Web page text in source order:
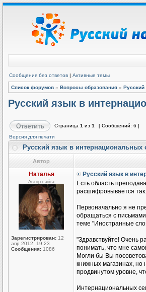
Сообщения без ответов | Активные темы
Список форумов » Вопросы образования » Русский
Русский язык в
Страница 1 из 1
[ Сообщений: 6 ]
Версия для печати
Русский язык в интернациональных
Автор
Наталья
Автор сайта
Зарегистрирован: 12
апр 2012, 19:23
Сообщения: 1086
Русский язык в
Есть область
расшифровывается
Первоначально я не
обращаться с
теме "Иностранные
"Здравствуйте! Очень
понимать, что мне
Могли бы Вы
книжных магазинах, но
продвинутом уровне,
Интернациональных